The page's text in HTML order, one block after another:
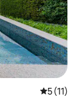
Note
5 (11)